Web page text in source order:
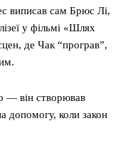
виписав сам Брюс Лі,
у фільмі «Шлях
де Чак “програв”,
— він створював
допомогу, коли закон